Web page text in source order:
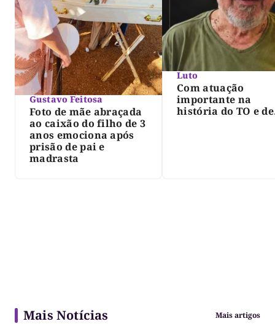
Gustavo Feitosa
Foto de mãe abraçada
ao caixão do filho de 3
anos emociona após
prisão de pai e
madrasta
Luto
Com atuação
importante na
história do TO e de
Mais Notícias Mais artigos